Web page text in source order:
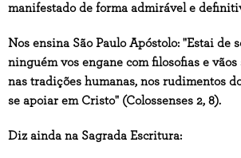
manifestado de forma admirável e
Nos ensina São Paulo Apóstolo: "Estai de
ninguém vos engane com filosofias e vãos
nas tradições humanas, nos rudimentos
se apoiar em Cristo" (Colossenses 2, 8).
Diz ainda na Sagrada Escritura: